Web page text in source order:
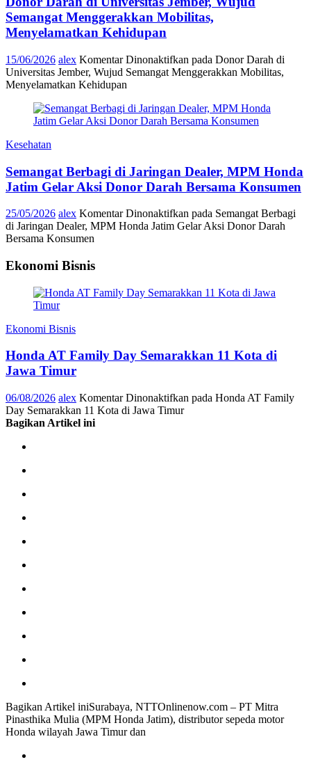
Semangat Menggerakkan Mobilitas,
Menyelamatkan Kehidupan
15/06/2026 alex Komentar Dinonaktifkan pada Donor Darah di
Universitas Jember, Wujud Semangat Menggerakkan Mobilitas,
Menyelamatkan Kehidupan
Kesehatan
Semangat Berbagi di Jaringan Dealer, MPM Honda
Jatim Gelar Aksi Donor Darah Bersama Konsumen
25/05/2026 alex Komentar Dinonaktifkan pada Semangat Berbagi
di Jaringan Dealer, MPM Honda Jatim Gelar Aksi Donor Darah
Bersama Konsumen
Ekonomi Bisnis
Ekonomi Bisnis
Honda AT Family Day Semarakkan 11 Kota di
Jawa Timur
06/08/2026 alex Komentar Dinonaktifkan pada Honda AT Family
Day Semarakkan 11 Kota di Jawa Timur
Bagikan Artikel ini
Bagikan Artikel iniSurabaya, NTTOnlinenow.com – PT Mitra
Pinasthika Mulia (MPM Honda Jatim), distributor sepeda motor
Honda wilayah Jawa Timur dan